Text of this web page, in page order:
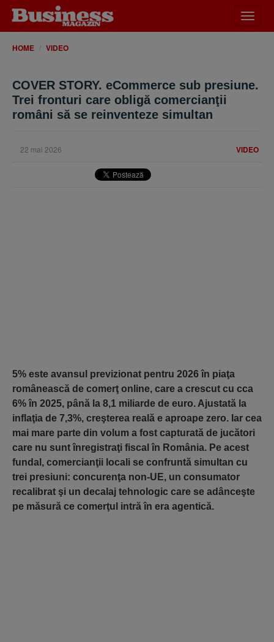
meniu
HOME VIDEO
COVER STORY. eCommerce sub presiune.
Trei fronturi care obligă comercianţii
români să se reinventeze simultan
VIDEO
22 mai 2026
5% este avansul previzionat pentru 2026 în piaţa
românească de comerţ online, care a crescut cu cca
6% în 2025, până la 8,1 miliarde de euro. Ajustată la
inflaţia de 7,3%, creşterea reală e aproape zero. Iar cea
mai mare parte din volum a fost capturată de jucători
care nu sunt înregistraţi fiscal în România. Pe acest
fundal, comercianţii locali se confruntă simultan cu
trei presiuni: concurenţa non-UE, un consumator
recalibrat şi un decalaj tehnologic care se adânceşte
pe măsură ce comerţul intră în era agentică.